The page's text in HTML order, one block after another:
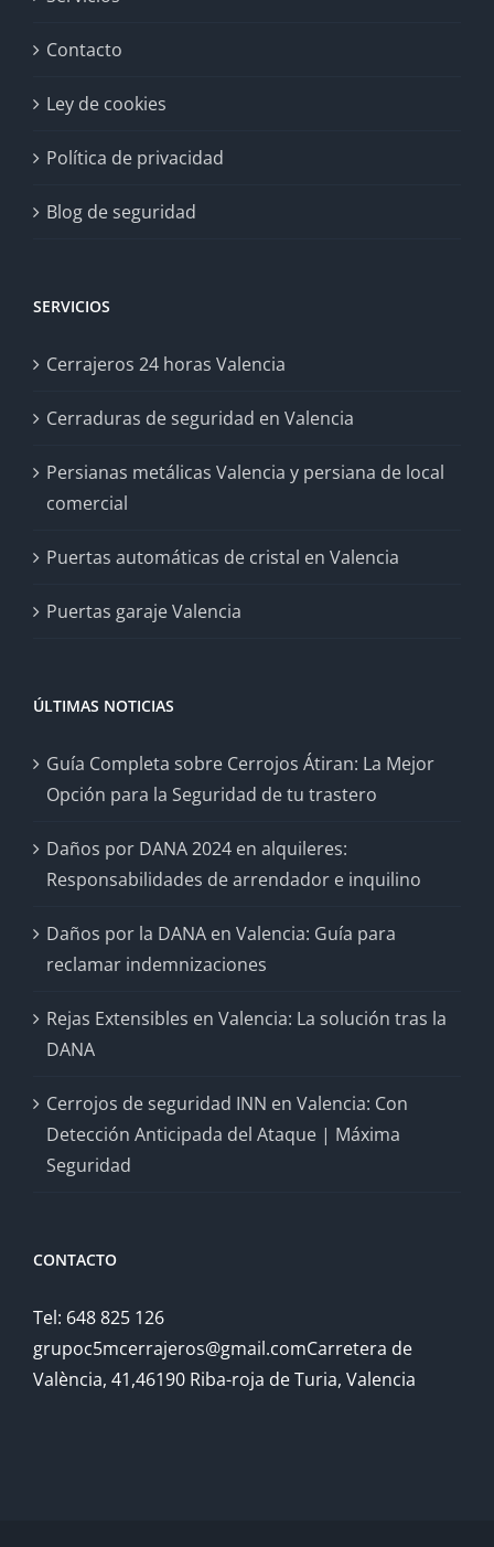
Contacto
Ley de cookies
Política de privacidad
Blog de seguridad
SERVICIOS
Cerrajeros 24 horas Valencia
Cerraduras de seguridad en Valencia
Persianas metálicas Valencia y persiana de local
comercial
Puertas automáticas de cristal en Valencia
Puertas garaje Valencia
ÚLTIMAS NOTICIAS
Guía Completa sobre Cerrojos Átiran: La Mejor
Opción para la Seguridad de tu trastero
Daños por DANA 2024 en alquileres:
Responsabilidades de arrendador e inquilino
Daños por la DANA en Valencia: Guía para
reclamar indemnizaciones
Rejas Extensibles en Valencia: La solución tras la
DANA
Cerrojos de seguridad INN en Valencia: Con
Detección Anticipada del Ataque | Máxima
Seguridad
CONTACTO
Tel: 648 825 126
grupoc5mcerrajeros@gmail.comCarretera de
València, 41,46190 Riba-roja de Turia, Valencia